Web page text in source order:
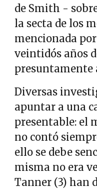
de Smith -
la secta de los
mencionada
veintidós años
presuntamente
Diversas
apuntar a una
presentable: el
no contó
ello se debe
misma no era
Tanner (3) han